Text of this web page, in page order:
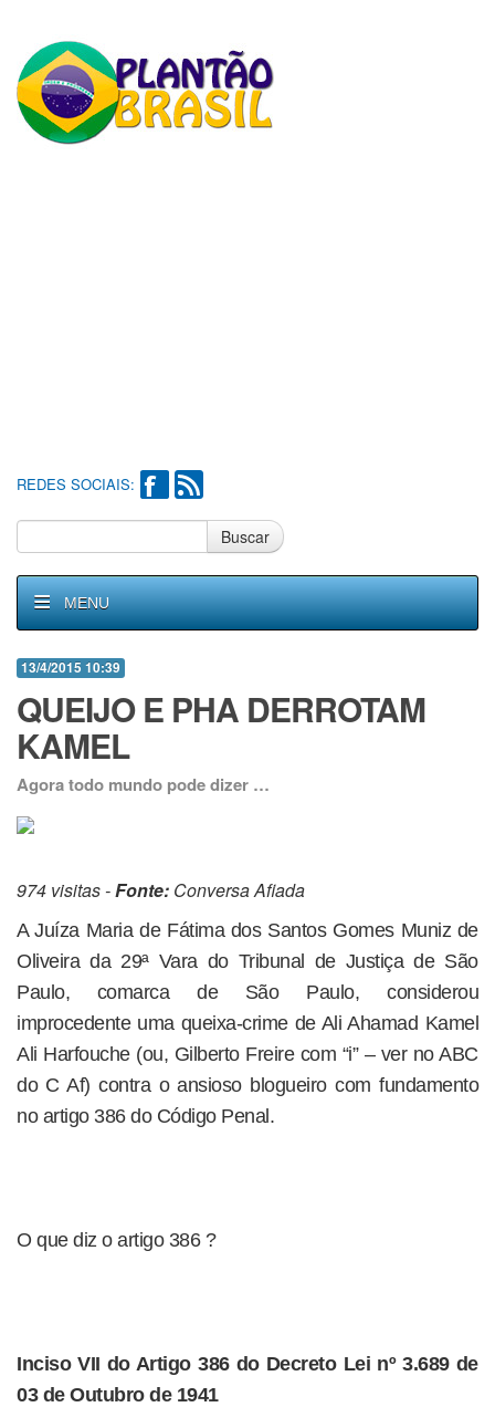
REDES SOCIAIS:
Buscar
MENU
13/4/2015 10:39
QUEIJO E PHA DERROTAM
KAMEL
Agora todo mundo pode dizer …
974 visitas -Fonte: Conversa Afiada
A Juíza Maria de Fátima dos Santos Gomes Muniz de
Oliveira da 29ª Vara do Tribunal de Justiça de São
Paulo, comarca de São Paulo, considerou
improcedente uma queixa-crime de Ali Ahamad Kamel
Ali Harfouche (ou, Gilberto Freire com “i” – ver no ABC
do C Af) contra o ansioso blogueiro com fundamento
no artigo 386 do Código Penal.
O que diz o artigo 386 ?
Inciso VII do Artigo 386 do Decreto Lei nº 3.689 de
03 de Outubro de 1941